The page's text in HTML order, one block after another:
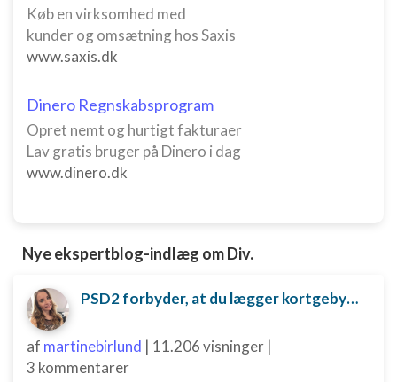
Køb en virksomhed med
kunder og omsætning hos Saxis
www.saxis.dk
Dinero Regnskabsprogram
Opret nemt og hurtigt fakturaer
Lav gratis bruger på Dinero i dag
www.dinero.dk
Nye ekspertblog-indlæg om Div.
PSD2 forbyder, at du lægger kortgebyret ud til dine kunder fra 1. januar 2018
af martinebirlund | 11.206 visninger |
3 kommentarer